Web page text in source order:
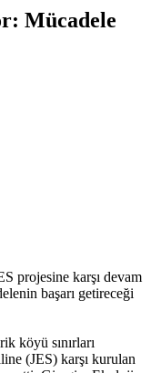
Mücadele
projesine karşı devam
başarı getireceği
köyü sınırları
(JES) karşı kurulan